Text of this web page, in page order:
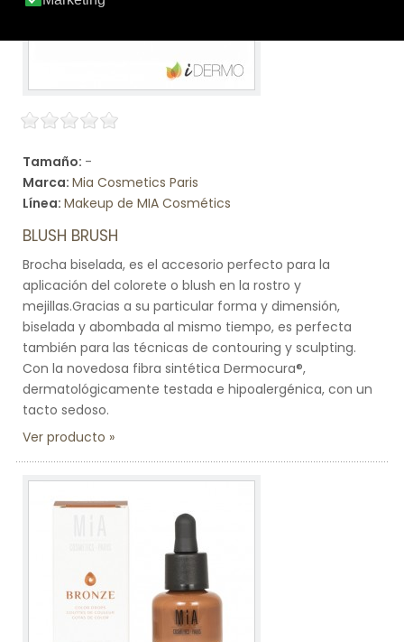
Tamaño: -
Marca: Mia Cosmetics Paris
Línea: Makeup de MIA Cosmétics
BLUSH BRUSH
Brocha biselada, es el accesorio perfecto para la
aplicación del colorete o blush en la rostro y
mejillas.Gracias a su particular forma y dimensión,
biselada y abombada al mismo tiempo, es perfecta
también para las técnicas de contouring y sculpting.
Con la novedosa fibra sintética Dermocura®,
dermatológicamente testada e hipoalergénica, con un
tacto sedoso.
Ver producto